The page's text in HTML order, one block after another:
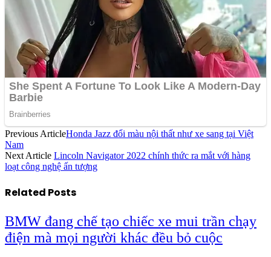
Previous ArticleHonda Jazz đổi màu nội thất như xe sang tại Việt
Nam
Next Article Lincoln Navigator 2022 chính thức ra mắt với hàng
loạt công nghệ ấn tượng
Related Posts
BMW đang chế tạo chiếc xe mui trần chạy
điện mà mọi người khác đều bỏ cuộc